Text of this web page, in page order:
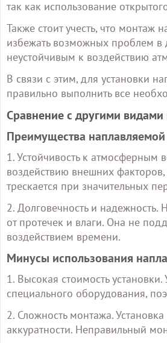
так как использование
Также стоит учесть, что монтаж
избежать возможных проблем
неустойчивым к воздействию
В связи с этим, для установки
правильно выполнить все
Сравнение с другими
Преимущества
1. Устойчивость к атмосферным
воздействию внешних
трескается при значительных
2. Долговечность и
от протечек и влаги. Она не
воздействием времени.
Минусы использования
1. Высокая стоимость
специального оборудования,
2. Сложность монтажа.
аккуратности. Неправильный